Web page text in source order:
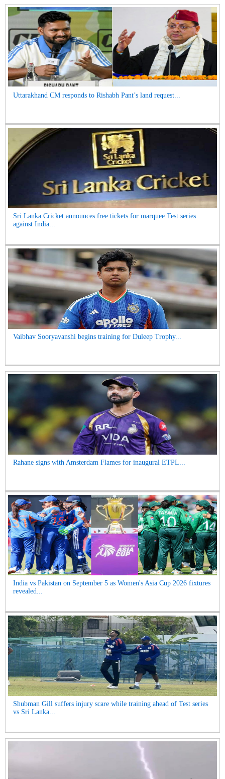
Uttarakhand CM responds to Rishabh Pant’s land request...
Sri Lanka Cricket announces free tickets for marquee Test series
against India...
Vaibhav Sooryavanshi begins training for Duleep Trophy...
Rahane signs with Amsterdam Flames for inaugural ETPL...
India vs Pakistan on September 5 as Women's Asia Cup 2026 fixtures
revealed...
Shubman Gill suffers injury scare while training ahead of Test series
vs Sri Lanka...